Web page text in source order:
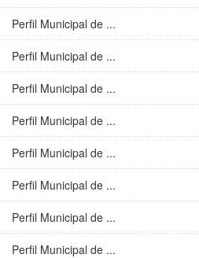
Perfil Municipal de ...
Perfil Municipal de ...
Perfil Municipal de ...
Perfil Municipal de ...
Perfil Municipal de ...
Perfil Municipal de ...
Perfil Municipal de ...
Perfil Municipal de ...